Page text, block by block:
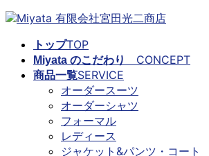
コ
ナ
トップTOP
Miyata のこだわり CONCEPT
商品一覧SERVICE
オーダースーツ
オーダーシャツ
フォーマル
レディース
ジャケット&パンツ・コート